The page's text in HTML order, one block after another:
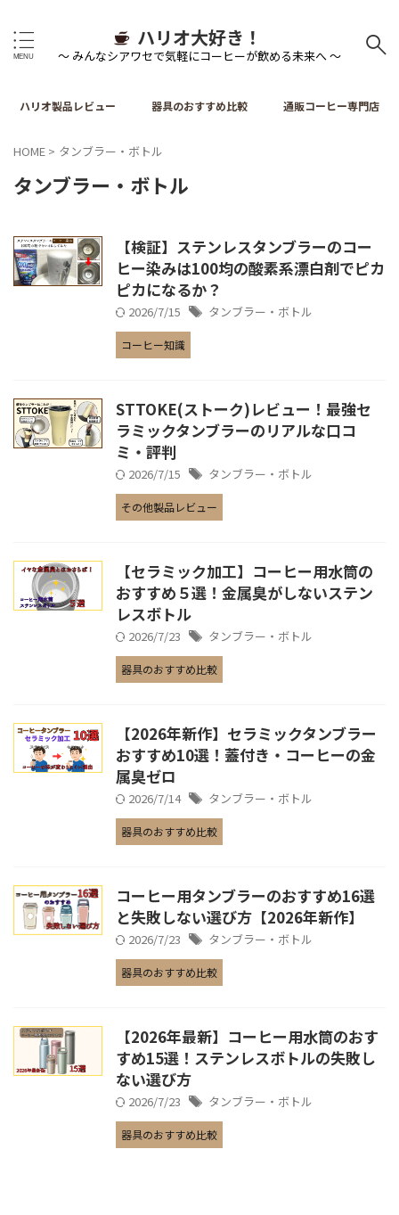
ハリオ大好き！
～ みんなシアワセで気軽にコーヒーが飲める未来へ ～
ハリオ製品レビュー 器具のおすすめ比較 通販コーヒー専門店
HOME > タンブラー・ボトル
タンブラー・ボトル
【検証】ステンレスタンブラーのコー
ヒー染みは100均の酸素系漂白剤でピカ
ピカになるか？
2026/7/15 タンブラー・ボトル
コーヒー知識
STTOKE(ストーク)レビュー！最強セ
ラミックタンブラーのリアルな口コ
ミ・評判
2026/7/15 タンブラー・ボトル
その他製品レビュー
【セラミック加工】コーヒー用水筒の
おすすめ５選！金属臭がしないステン
レスボトル
2026/7/23 タンブラー・ボトル
器具のおすすめ比較
【2026年新作】セラミックタンブラー
おすすめ10選！蓋付き・コーヒーの金
属臭ゼロ
2026/7/14 タンブラー・ボトル
器具のおすすめ比較
コーヒー用タンブラーのおすすめ16選
と失敗しない選び方【2026年新作】
2026/7/23 タンブラー・ボトル
器具のおすすめ比較
【2026年最新】コーヒー用水筒のおす
すめ15選！ステンレスボトルの失敗し
ない選び方
2026/7/23 タンブラー・ボトル
器具のおすすめ比較